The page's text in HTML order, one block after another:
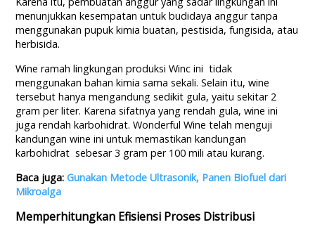
menunjukkan kesempatan untuk budidaya anggur tanpa
menggunakan pupuk kimia buatan, pestisida, fungisida, atau
herbisida.
Wine ramah lingkungan produksi Winc ini tidak
menggunakan bahan kimia sama sekali. Selain itu, wine
tersebut hanya mengandung sedikit gula, yaitu sekitar 2
gram per liter. Karena sifatnya yang rendah gula, wine ini
juga rendah karbohidrat. Wonderful Wine telah menguji
kandungan wine ini untuk memastikan kandungan
karbohidrat sebesar 3 gram per 100 mili atau kurang.
Baca juga:Gunakan Metode Ultrasonik, Panen Biofuel dari
Mikroalga
Memperhitungkan Efisiensi Proses Distribusi